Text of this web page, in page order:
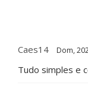
Caes14 Dom,
Tudo simples e